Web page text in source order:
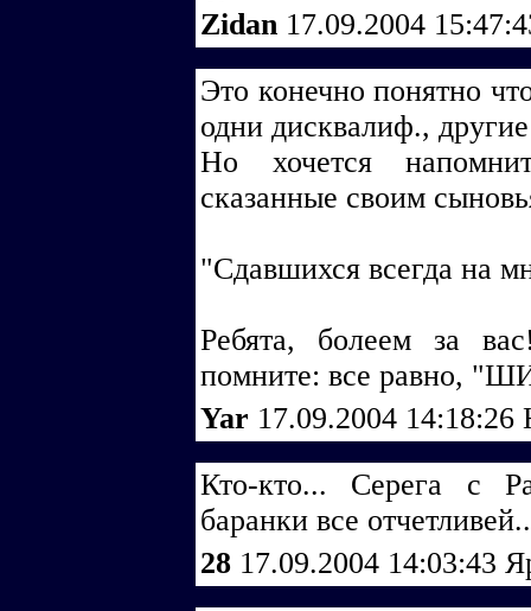
Zidan 17.09.2004
Это конечно понятно
одни дисквалиф.,
Но хочется
сказанные своим
"Сдавшихся всегда на
Ребята, болеем за
помните: все
Yar 17.09.2004 14:18:26
Кто-кто... Серега с
баранки все
28 17.09.2004 14:03:43